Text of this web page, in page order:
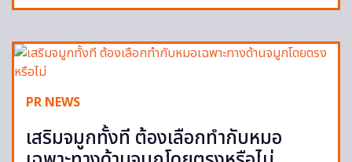
PR NEWS
เสริมจมูกทั้งที ต้องเลือกทำกับหมอ